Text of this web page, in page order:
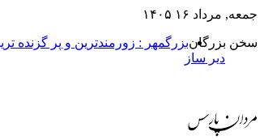
جمعه, مرداد ۱۶ ۱۴۰۵
سخن بزرگانبزرگمهر : زورمندترین و پر گزنده
دیر ساز